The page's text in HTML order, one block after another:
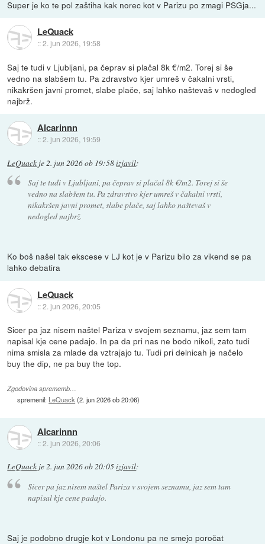
Super je ko te pol zaštiha kak norec kot v Parizu po zmagi PSGja...
LeQuack
::2. jun 2026, 19:58
Saj te tudi v Ljubljani, pa čeprav si plačal 8k €/m2. Torej si še
vedno na slabšem tu. Pa zdravstvo kjer umreš v čakalni vrsti,
nikakršen javni promet, slabe plače, saj lahko naštevaš v nedogled
najbrž.
Alcarinnn
::2. jun 2026, 19:59
LeQuack je2. jun 2026 ob 19:58izjavil:
Saj te tudi v Ljubljani, pa čeprav si plačal 8k €/m2. Torej si še
vedno na slabšem tu. Pa zdravstvo kjer umreš v čakalni vrsti,
nikakršen javni promet, slabe plače, saj lahko naštevaš v
nedogled najbrž.
Ko boš našel tak ekscese v LJ kot je v Parizu bilo za vikend se pa
lahko debatira
LeQuack
::2. jun 2026, 20:05
Sicer pa jaz nisem naštel Pariza v svojem seznamu, jaz sem tam
napisal kje cene padajo. In pa da pri nas ne bodo nikoli, zato tudi
nima smisla za mlade da vztrajajo tu. Tudi pri delnicah je načelo
buy the dip, ne pa buy the top.
Zgodovina sprememb…
spremenil: LeQuack (2. jun 2026 ob 20:06)
Alcarinnn
::2. jun 2026, 20:06
LeQuack je2. jun 2026 ob 20:05izjavil:
Sicer pa jaz nisem naštel Pariza v svojem seznamu, jaz sem tam
napisal kje cene padajo.
Saj je podobno drugje kot v Londonu pa ne smejo poročat